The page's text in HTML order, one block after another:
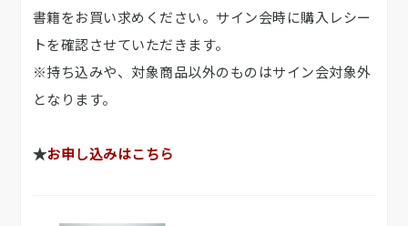
書籍をお買い求めください。サイン会時に購入レシー
トを確認させていただきます。
※持ち込みや、対象商品以外のものはサイン会対象外
となります。
★お申し込みはこちら